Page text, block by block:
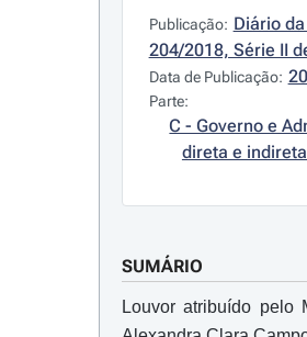
Publicação: Diário
204/2018, Série II
Data de Publicação:
Parte:
C - Governo e
direta e
SUMÁRIO
Louvor atribuído pelo